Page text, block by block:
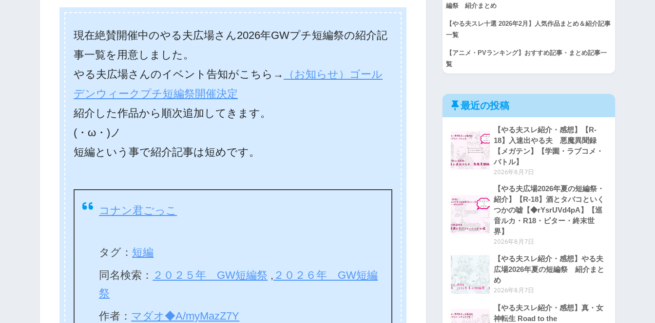
現在絶賛開催中のやる夫広場さん2026年GWプチ短編祭の紹介記
事一覧を用意しました。
やる夫広場さんのイベント告知がこちら→
（お知らせ）ゴール
デンウィークプチ短編祭開催決定
紹介した作品から順次追加してきます。
(・ω・)ノ
短編という事で紹介記事は短めです。
コナン君ごっこ
タグ： 短編
同名検索： ２０２５年 GW短編祭 , ２０２６年 GW短編
祭
作者： マダオ◆A/myMazZ7Y
編祭 紹介まとめ
【やる夫スレ十選 2026年2月】人気作品まとめ＆紹介記事
一覧
【アニメ・PVランキング】おすすめ記事・まとめ記事一
覧
最近の投稿
【やる夫スレ紹介・感想】【R-
18】入速出やる夫 悪魔異聞録
【メガテン】【学園・ラブコメ・
バトル】
2026年8月7日
【やる夫広場2026年夏の短編祭・
紹介】【R-18】酒とタバコといく
つかの嘘【◆rYsrUVd4pA】【巡
音ルカ・R18・ビター・終末世
界】
2026年8月7日
【やる夫スレ紹介・感想】やる夫
広場2026年夏の短編祭 紹介まと
め
2026年8月7日
【やる夫スレ紹介・感想】真・女
神転生 Road to the